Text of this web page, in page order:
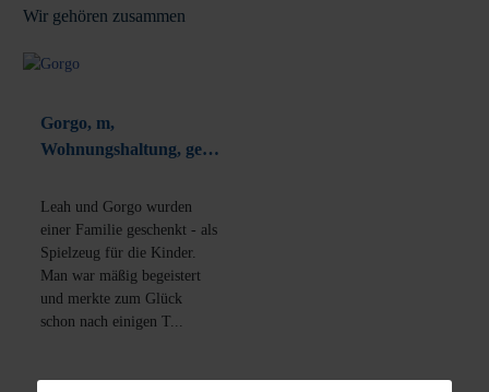
Wir gehören zusammen
Gorgo, m,
Wohnungshaltung, geb.
Leah und Gorgo wurden
einer Familie geschenkt - als
Spielzeug für die Kinder.
Man war mäßig begeistert
und merkte zum Glück
schon nach einigen T...